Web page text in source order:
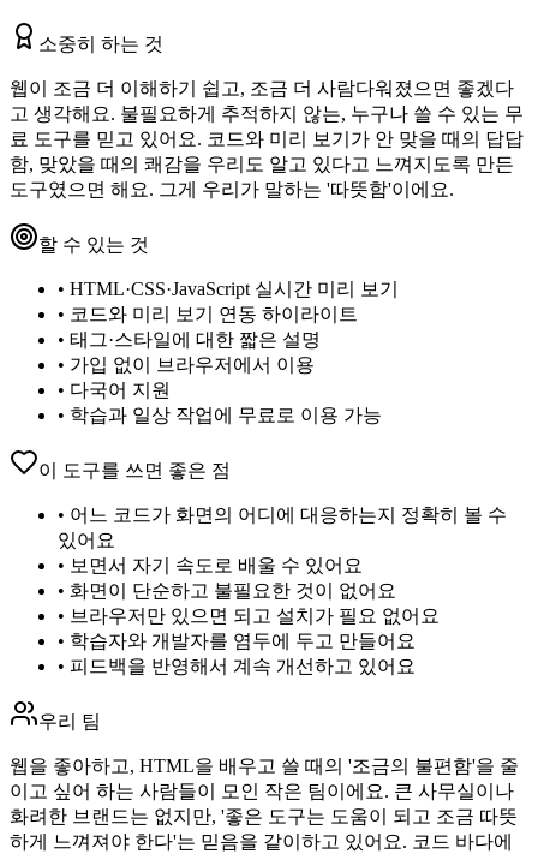
소중히 하는 것
웹이 조금 더 이해하기 쉽고, 조금 더 사람다워졌으면 좋겠다
고 생각해요. 불필요하게 추적하지 않는, 누구나 쓸 수 있는 무
료 도구를 믿고 있어요. 코드와 미리 보기가 안 맞을 때의 답답
함, 맞았을 때의 쾌감을 우리도 알고 있다고 느껴지도록 만든
도구였으면 해요. 그게 우리가 말하는 '따뜻함'이에요.
할 수 있는 것
• HTML·CSS·JavaScript 실시간 미리 보기
• 코드와 미리 보기 연동 하이라이트
• 태그·스타일에 대한 짧은 설명
• 가입 없이 브라우저에서 이용
• 다국어 지원
• 학습과 일상 작업에 무료로 이용 가능
이 도구를 쓰면 좋은 점
• 어느 코드가 화면의 어디에 대응하는지 정확히 볼 수
있어요
• 보면서 자기 속도로 배울 수 있어요
• 화면이 단순하고 불필요한 것이 없어요
• 브라우저만 있으면 되고 설치가 필요 없어요
• 학습자와 개발자를 염두에 두고 만들어요
• 피드백을 반영해서 계속 개선하고 있어요
우리 팀
웹을 좋아하고, HTML을 배우고 쓸 때의 '조금의 불편함'을 줄
이고 싶어 하는 사람들이 모인 작은 팀이에요. 큰 사무실이나
화려한 브랜드는 없지만, '좋은 도구는 도움이 되고 조금 따뜻
하게 느껴져야 한다'는 믿음을 같이하고 있어요. 코드 바다에